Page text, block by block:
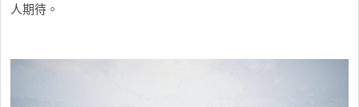
人期待。